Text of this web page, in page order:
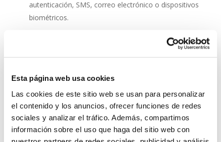
Esta página web usa cookies
Las cookies de este sitio web se usan para personalizar
el contenido y los anuncios, ofrecer funciones de redes
sociales y analizar el tráfico. Además, compartimos
información sobre el uso que haga del sitio web con
autenticación, SMS, correo electrónico o dispositivos
biométricos.
factores (2FA): una capa
la protección antivirus
No se trata de elegir entre antivirus o autenticación: la
combinación es lo que marca la diferencia. Con un
software comoESET NOD 32, que ofrece rapidez,
detección avanzada y facilidad de uso, y la activación